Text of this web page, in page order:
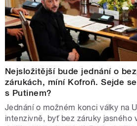
Nejsložitější bude jednání o
zárukách, míní Kofroň. Sejde
s Putinem?
Jednání o možném konci války na
intenzivně, byť bez záruky jasného